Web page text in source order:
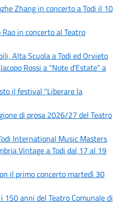
Zhang in concerto a Todi il 10
in concerto al Teatro
Alta Scuola a Todi ed Orvieto
Rossi a "Note d'Estate" a
il festival "Liberare la
di prosa 2026/27 del Teatro
International Music Masters
Vintage a Todi dal 17 al 19
il primo concerto martedì 30
150 anni del Teatro Comunale di